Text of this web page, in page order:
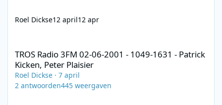
Roel Dickse12 april12 apr
TROS Radio 3FM 02-06-2001 - 1049-1631 - Patrick
Kicken, Peter Plaisier
Roel Dickse · 7 april
2 antwoorden445 weergaven